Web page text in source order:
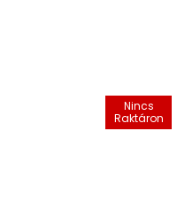
Nincs
Raktáron